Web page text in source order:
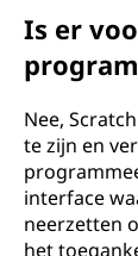
Is er
Nee,
te zijn en
interface
neerzetten
het